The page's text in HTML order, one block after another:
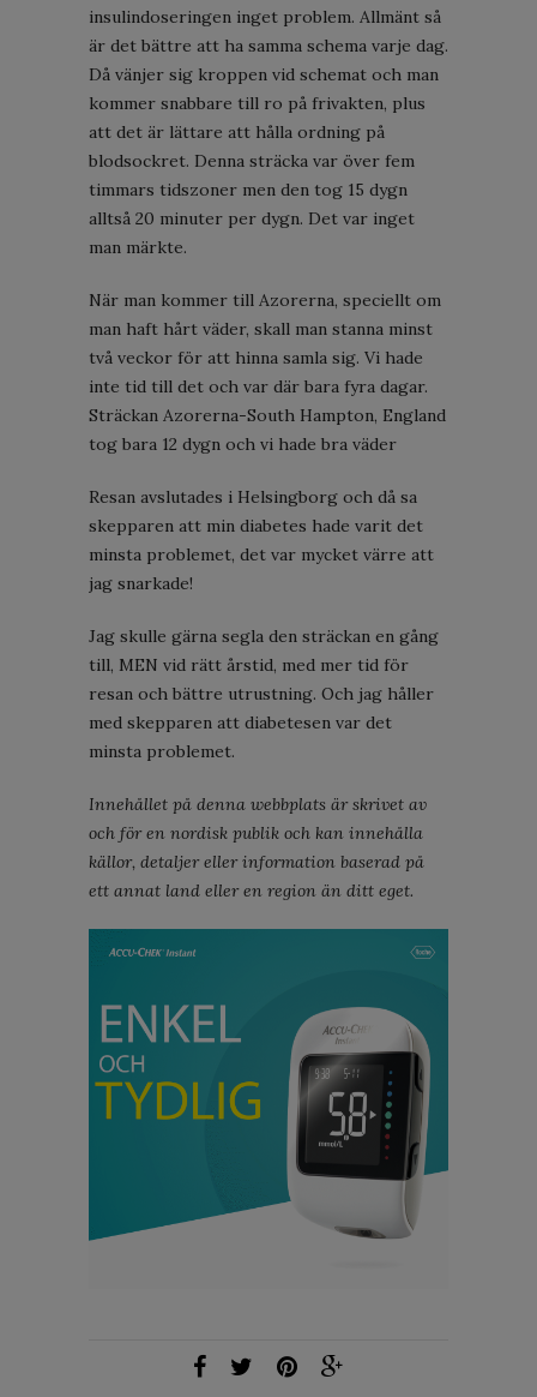
insulindoseringen inget problem. Allmänt så
är det bättre att ha samma schema varje dag.
Då vänjer sig kroppen vid schemat och man
kommer snabbare till ro på frivakten, plus
att det är lättare att hålla ordning på
blodsockret. Denna sträcka var över fem
timmars tidszoner men den tog 15 dygn
alltså 20 minuter per dygn. Det var inget
man märkte.
När man kommer till Azorerna, speciellt om
man haft hårt väder, skall man stanna minst
två veckor för att hinna samla sig. Vi hade
inte tid till det och var där bara fyra dagar.
Sträckan Azorerna-South Hampton, England
tog bara 12 dygn och vi hade bra väder
Resan avslutades i Helsingborg och då sa
skepparen att min diabetes hade varit det
minsta problemet, det var mycket värre att
jag snarkade!
Jag skulle gärna segla den sträckan en gång
till, MEN vid rätt årstid, med mer tid för
resan och bättre utrustning. Och jag håller
med skepparen att diabetesen var det
minsta problemet.
Innehållet på denna webbplats är skrivet av
och för en nordisk publik och kan innehålla
källor, detaljer eller information baserad på
ett annat land eller en region än ditt eget.